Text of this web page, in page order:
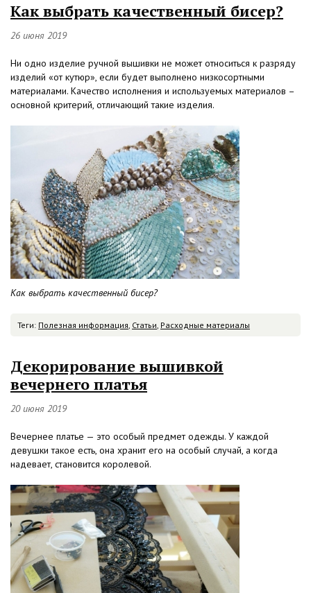
Как выбрать качественный бисер?
26 июня 2019
Ни одно изделие ручной вышивки не может относиться к разряду
изделий «от кутюр», если будет выполнено низкосортными
материалами. Качество исполнения и используемых материалов –
основной критерий, отличающий такие изделия.
Как выбрать качественный бисер?
Теги: Полезная информация, Статьи, Расходные материалы
Декорирование вышивкой
вечернего платья
20 июня 2019
Вечернее платье — это особый предмет одежды. У каждой
девушки такое есть, она хранит его на особый случай, а когда
надевает, становится королевой.